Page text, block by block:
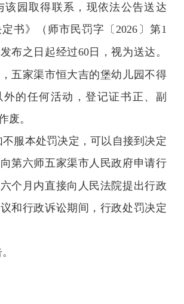
该园取得联系，现依法公告送达
书》
（ 师市民罚字〔 2026 〕第1
布之日起经过60日，视为送达。
五家渠市恒大吉的堡幼儿园不得
的任何活动，登记证书正、副
废。
不服本处罚决定，可以 自接到决定
第六师五家渠市人民政府申请行
个月内直接向人民法院提出行政
和行政诉讼期间，行政处罚决定